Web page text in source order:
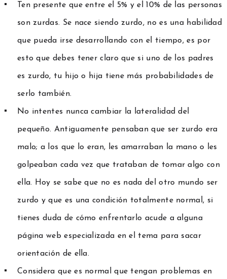
Ten presente que entre el 5% y el 10% de las personas
son zurdas. Se nace siendo zurdo, no es una habilidad
que pueda irse desarrollando con el tiempo, es por
esto que debes tener claro que si uno de los padres
es zurdo, tu hijo o hija tiene más probabilidades de
serlo también.
No intentes nunca cambiar la lateralidad del
pequeño. Antiguamente pensaban que ser zurdo era
malo; a los que lo eran, les amarraban la mano o les
golpeaban cada vez que trataban de tomar algo con
ella. Hoy se sabe que no es nada del otro mundo ser
zurdo y que es una condición totalmente normal, si
tienes duda de cómo enfrentarlo acude a alguna
página web especializada en el tema para sacar
orientación de ella.
Considera que es normal que tengan problemas en